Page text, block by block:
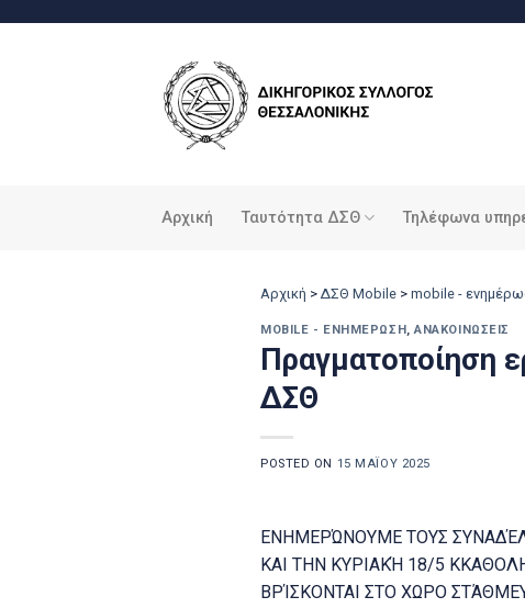
Αρχική Ταυτότητα ΔΣΘ Τηλέφωνα
Αρχική > ΔΣΘ Mobile > mobile -
MOBILE - ΕΝΗΜΈΡΩΣΗ,ΑΝΑΚΟΙΝΏΣΕΙΣ
Πραγματοποίηση
ΔΣΘ
POSTED ON 15 ΜΑΪ́ΟΥ 2025
ΕΝΗΜΕΡΏΝΟΥΜΕ ΤΟΥΣ
ΚΑΙ ΤΗΝ ΚΥΡΙΑΚΉ 18/5
ΒΡΊΣΚΟΝΤΑΙ ΣΤΟ ΧΩΡΟ